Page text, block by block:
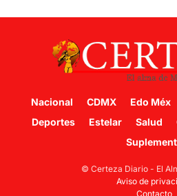
Nacional CDMX Edo Méx
Deportes
Estelar Salud
© Certeza Diario - El
Aviso de
Contacto